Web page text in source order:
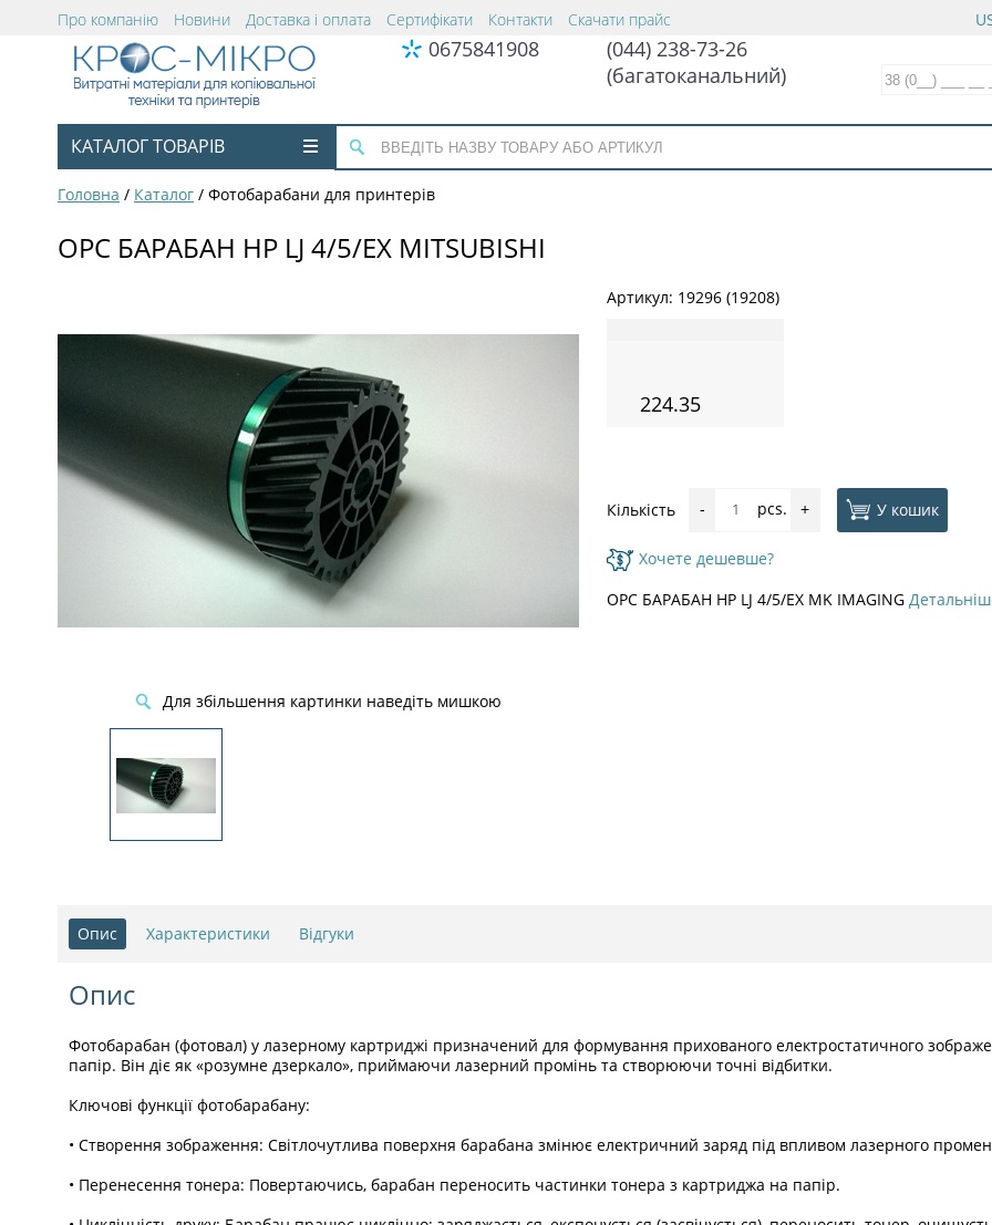
Про компанію Новини Доставка і оплата Сертифікати Контакти Скачати прайс
0675841908
(044) 238-73-26
(багатоканальний)
КАТАЛОГ ТОВАРІВ
Головна / Каталог / Фотобарабани для принтерів
OPC БАРАБАН HP LJ 4/5/EX MITSUBISHI
Для збільшення картинки наведіть мишкою
Артикул: 19296 (19208)
224.35
Кількість - pcs. + У кошик
Хочете дешевше?
OPC БАРАБАН HP LJ 4/5/EX MK IMAGING
Опис Характеристики Відгуки
Опис
Фотобарабан (фотовал) у лазерному картриджі призначений для формування прихованого електростатичного
папір. Він діє як «розумне дзеркало», приймаючи лазерний промінь та створюючи точні відбитки.
Ключові функції фотобарабану:
• Створення зображення: Світлочутлива поверхня барабана змінює електричний заряд під впливом лазерного
• Перенесення тонера: Повертаючись, барабан переносить частинки тонера з картриджа на папір.